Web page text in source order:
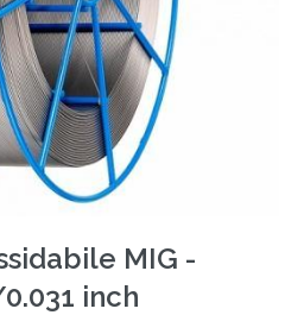
MIG -
inch